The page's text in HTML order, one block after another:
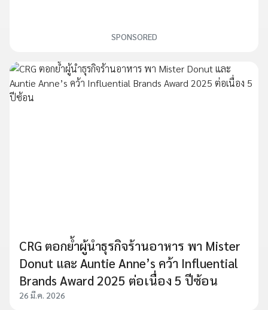
SPONSORED
CRG ตอกย้ำผู้นำธุรกิจร้านอาหาร พา Mister
Donut และ Auntie Anne’s คว้า Influential
Brands Award 2025 ต่อเนื่อง 5 ปีซ้อน
26 มี.ค. 2026